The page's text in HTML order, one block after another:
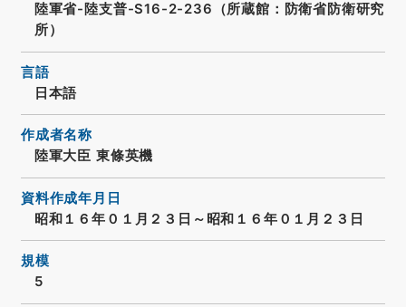
陸軍省-陸支普-S16-2-236（所蔵館：防衛省防衛研究
所）
言語
日本語
作成者名称
陸軍大臣 東條英機
資料作成年月日
昭和１６年０１月２３日～昭和１６年０１月２３日
規模
5